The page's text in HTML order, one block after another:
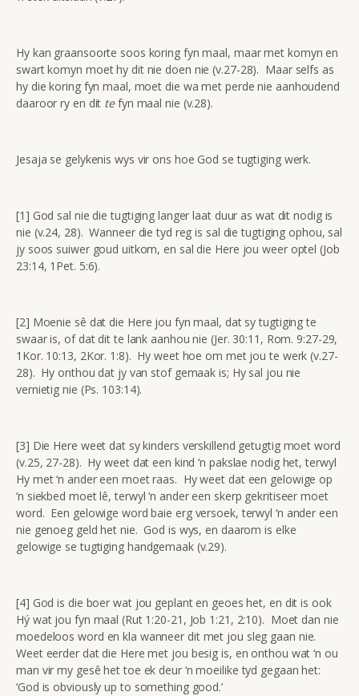
Hy kan graansoorte soos koring fyn maal, maar met komyn en
swart komyn moet hy dit nie doen nie (v.27-28). Maar selfs as
hy die koring fyn maal, moet die wa met perde nie aanhoudend
daaroor ry en dit tefyn maal nie (v.28).
Jesaja se gelykenis wys vir ons hoe God se tugtiging werk.
[1] God sal nie die tugtiging langer laat duur as wat dit nodig is
nie (v.24, 28). Wanneer die tyd reg is sal die tugtiging ophou, sal
jy soos suiwer goud uitkom, en sal die Here jou weer optel (Job
23:14, 1Pet. 5:6).
[2] Moenie sê dat die Here jou fyn maal, dat sy tugtiging te
swaar is, of dat dit te lank aanhou nie (Jer. 30:11, Rom. 9:27-29,
1Kor. 10:13, 2Kor. 1:8). Hy weet hoe om met jou te werk (v.27-
28). Hy onthou dat jy van stof gemaak is; Hy sal jou nie
vernietig nie (Ps. 103:14).
[3] Die Here weet dat sy kinders verskillend getugtig moet word
(v.25, 27-28). Hy weet dat een kind ‘n pakslae nodig het, terwyl
Hy met ‘n ander een moet raas. Hy weet dat een gelowige op
‘n siekbed moet lê, terwyl ‘n ander een skerp gekritiseer moet
word. Een gelowige word baie erg versoek, terwyl ‘n ander een
nie genoeg geld het nie. God is wys, en daarom is elke
gelowige se tugtiging handgemaak (v.29).
[4] God is die boer wat jou geplant en geoes het, en dit is ook
Hý wat jou fyn maal (Rut 1:20-21, Job 1:21, 2:10). Moet dan nie
moedeloos word en kla wanneer dit met jou sleg gaan nie.
Weet eerder dat die Here met jou besig is, en onthou wat ‘n ou
man vir my gesê het toe ek deur ‘n moeilike tyd gegaan het:
‘God is obviously up to something good.’